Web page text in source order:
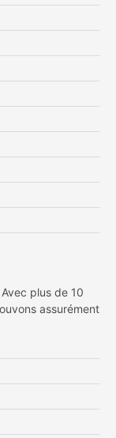
plus de 10
assurément